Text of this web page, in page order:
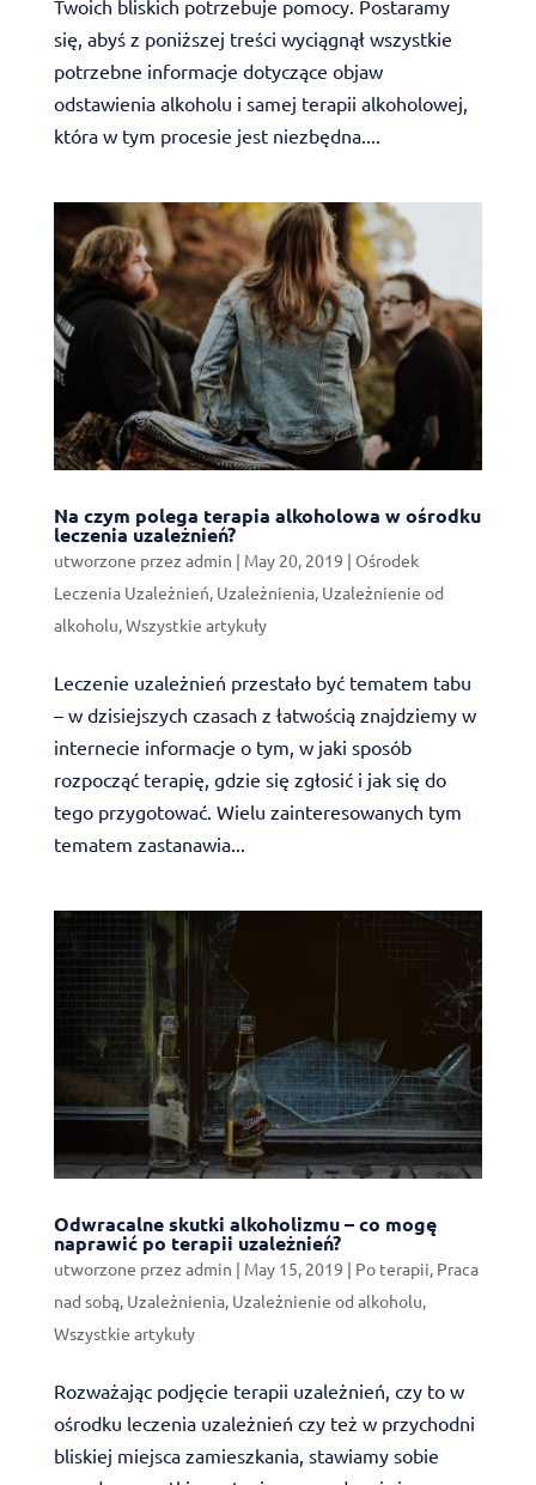
Twoich bliskich potrzebuje pomocy. Postaramy
się, abyś z poniższej treści wyciągnął wszystkie
potrzebne informacje dotyczące objaw
odstawienia alkoholu i samej terapii alkoholowej,
która w tym procesie jest niezbędna....
Na czym polega terapia alkoholowa w ośrodku
leczenia uzależnień?
utworzone przez admin | May 20, 2019 | Ośrodek
Leczenia Uzależnień, Uzależnienia, Uzależnienie od
alkoholu,Wszystkie artykuły
Leczenie uzależnień przestało być tematem tabu
– w dzisiejszych czasach z łatwością znajdziemy w
internecie informacje o tym, w jaki sposób
rozpocząć terapię, gdzie się zgłosić i jak się do
tego przygotować. Wielu zainteresowanych tym
tematem zastanawia...
Odwracalne skutki alkoholizmu – co mogę
naprawić po terapii uzależnień?
utworzone przez admin | May 15, 2019 | Po terapii, Praca
nad sobą, Uzależnienia, Uzależnienie od alkoholu,
Wszystkie artykuły
Rozważając podjęcie terapii uzależnień, czy to w
ośrodku leczenia uzależnień czy też w przychodni
bliskiej miejsca zamieszkania, stawiamy sobie